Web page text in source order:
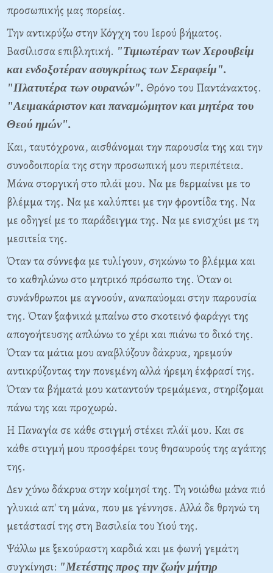
προσωπικής μας πορείας.
Την αντικρύζω στην Κόγχη του Ιερού βήματος.
Βασίλισσα επιβλητική. "Τιμιωτέραν των Χερουβείμ
και ενδοξοτέραν ασυγκρίτως των Σεραφείμ".
"Πλατυτέρα των ουρανών". Θρόνο του Παντάνακτος.
"Αειμακάριστον και παναμώμητον και μητέρα του
Θεού ημών".
Και, ταυτόχρονα, αισθάνομαι την παρουσία της και την
συνοδοιπορία της στην προσωπική μου περιπέτεια.
Μάνα στοργική στο πλάϊ μου. Να με θερμαίνει με το
βλέμμα της. Να με καλύπτει με την φροντίδα της. Να
με οδηγεί με το παράδειγμα της. Να με ενισχύει με τη
μεσιτεία της.
Όταν τα σύννεφα με τυλίγουν, σηκώνω το βλέμμα και
το καθηλώνω στο μητρικό πρόσωπο της. Όταν οι
συνάνθρωποι με αγνοούν, αναπαύομαι στην παρουσία
της. Όταν ξαφνικά μπαίνω στο σκοτεινό φαράγγι της
απογοήτευσης απλώνω το χέρι και πιάνω το δικό της.
Όταν τα μάτια μου αναβλύζουν δάκρυα, ηρεμούν
αντικρύζοντας την πονεμένη αλλά ήρεμη έκφρασί της.
Όταν τα βήματά μου καταντούν τρεμάμενα, στηρίζομαι
πάνω της και προχωρώ.
Η Παναγία σε κάθε στιγμή στέκει πλάϊ μου. Και σε
κάθε στιγμή μου προσφέρει τους θησαυρούς της αγάπης
της.
Δεν χύνω δάκρυα στην κοίμησί της. Τη νοιώθω μάνα πιό
γλυκιά απ' τη μάνα, που με γέννησε. Αλλά δε θρηνώ τη
μετάστασί της στη Βασιλεία του Υιού της.
Ψάλλω με ξεκούραστη καρδιά και με φωνή γεμάτη
συγκίνησι: "Μετέστης προς την ζωήν μήτηρ